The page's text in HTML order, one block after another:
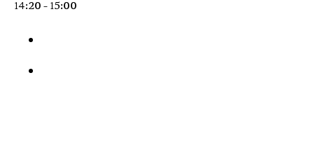
14:20 - 15:00